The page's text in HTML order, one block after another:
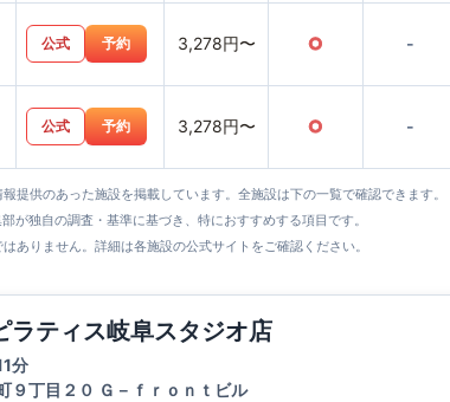
公式 予約 3,278円〜 ○ -
公式 予約 3,278円〜 ○ -
提供のあった施設を掲載しています。全施設は下の一覧で確認できます。
が独自の調査・基準に基づき、特におすすめする項目です。
ありません。詳細は各施設の公式サイトをご確認ください。
ラティス岐阜スタジオ店
分
９丁目２０ Ｇ－ｆｒｏｎｔビル